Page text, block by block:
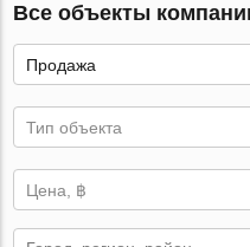
Все объекты
Продажа
Тип объекта
Цена, ฿